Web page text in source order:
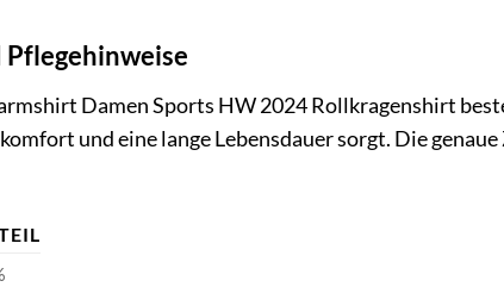
Damen Sports HW 2024 Rollkragenshirt
und eine lange Lebensdauer sorgt. Die